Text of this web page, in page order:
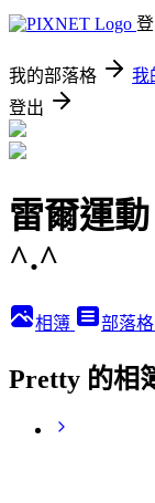
我的部落格 我
登出
雷爾運
^.^
相簿 部落格
Pretty 的相